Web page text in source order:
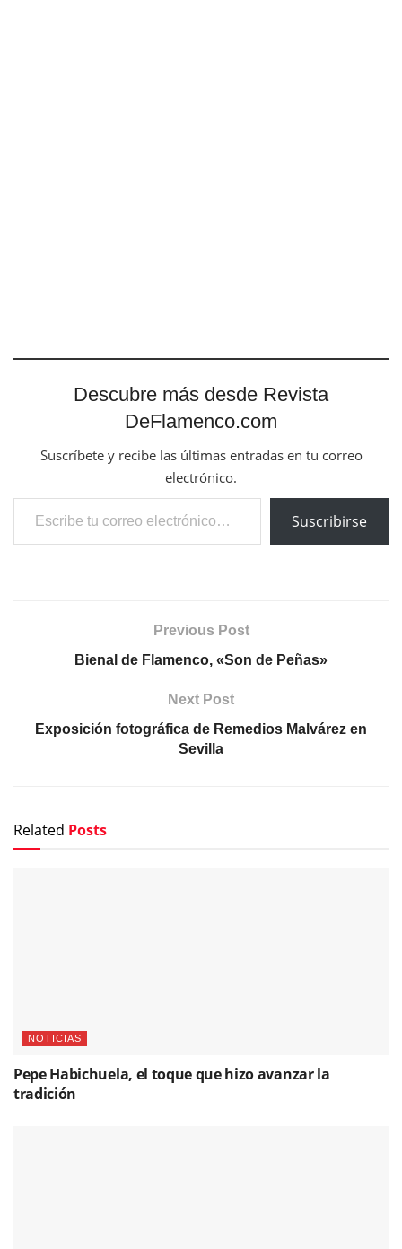
Descubre más desde Revista
DeFlamenco.com
Suscríbete y recibe las últimas entradas en tu correo
electrónico.
Escribe tu correo electrónico…
Suscribirse
Previous Post
Bienal de Flamenco, «Son de Peñas»
Next Post
Exposición fotográfica de Remedios Malvárez en
Sevilla
Related Posts
NOTICIAS
Pepe Habichuela, el toque que hizo avanzar la
tradición